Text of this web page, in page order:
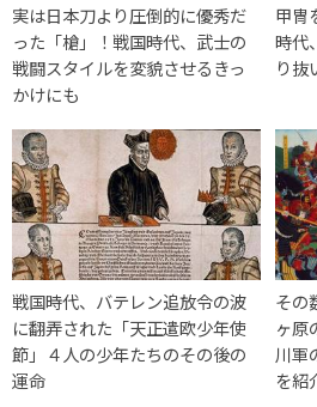
実は日本刀より圧倒的に優秀だ
った「槍」！戦国時代、武士の
戦闘スタイルを変貌させるきっ
かけにも
甲冑
時代
り抜
戦国時代、バテレン追放令の波
に翻弄された「天正遣欧少年使
節」４人の少年たちのその後の
運命
その
ヶ原
川軍
を紹